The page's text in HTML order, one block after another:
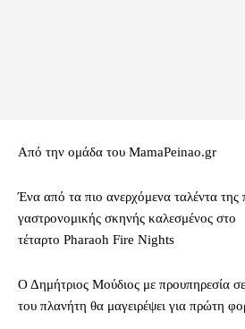
Από την ομάδα του MamaPeinao.gr
Ένα από τα πιο ανερχόμενα ταλέντα της
γαστρονομικής σκηνής καλεσμένος στο
τέταρτο Pharaoh Fire Nights
Ο Δημήτριος Μούδιος με προυπηρεσία
του πλανήτη θα μαγειρέψει για πρώτη